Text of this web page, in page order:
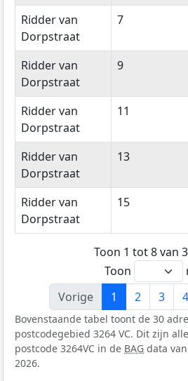
Ridder van
Dorpstraat
7
Ridder van
Dorpstraat
9
Ridder van
Dorpstraat
11
Ridder van
Dorpstraat
13
Ridder van
Dorpstraat
15
Toon 1 tot 8 van
Toon
Vorige
1 2 3 4
Bovenstaande tabel toont de 30
postcodegebied 3264 VC. Dit zijn
postcode 3264VC in de BAG data
2026.